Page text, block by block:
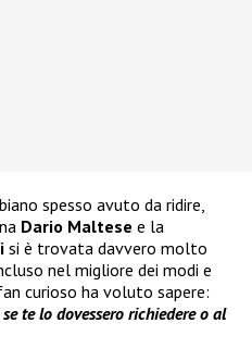
spesso avuto da ridire,
Dario Maltese e la
si è trovata davvero molto
nel migliore dei modi e
curioso ha voluto sapere:
te lo dovessero richiedere o al